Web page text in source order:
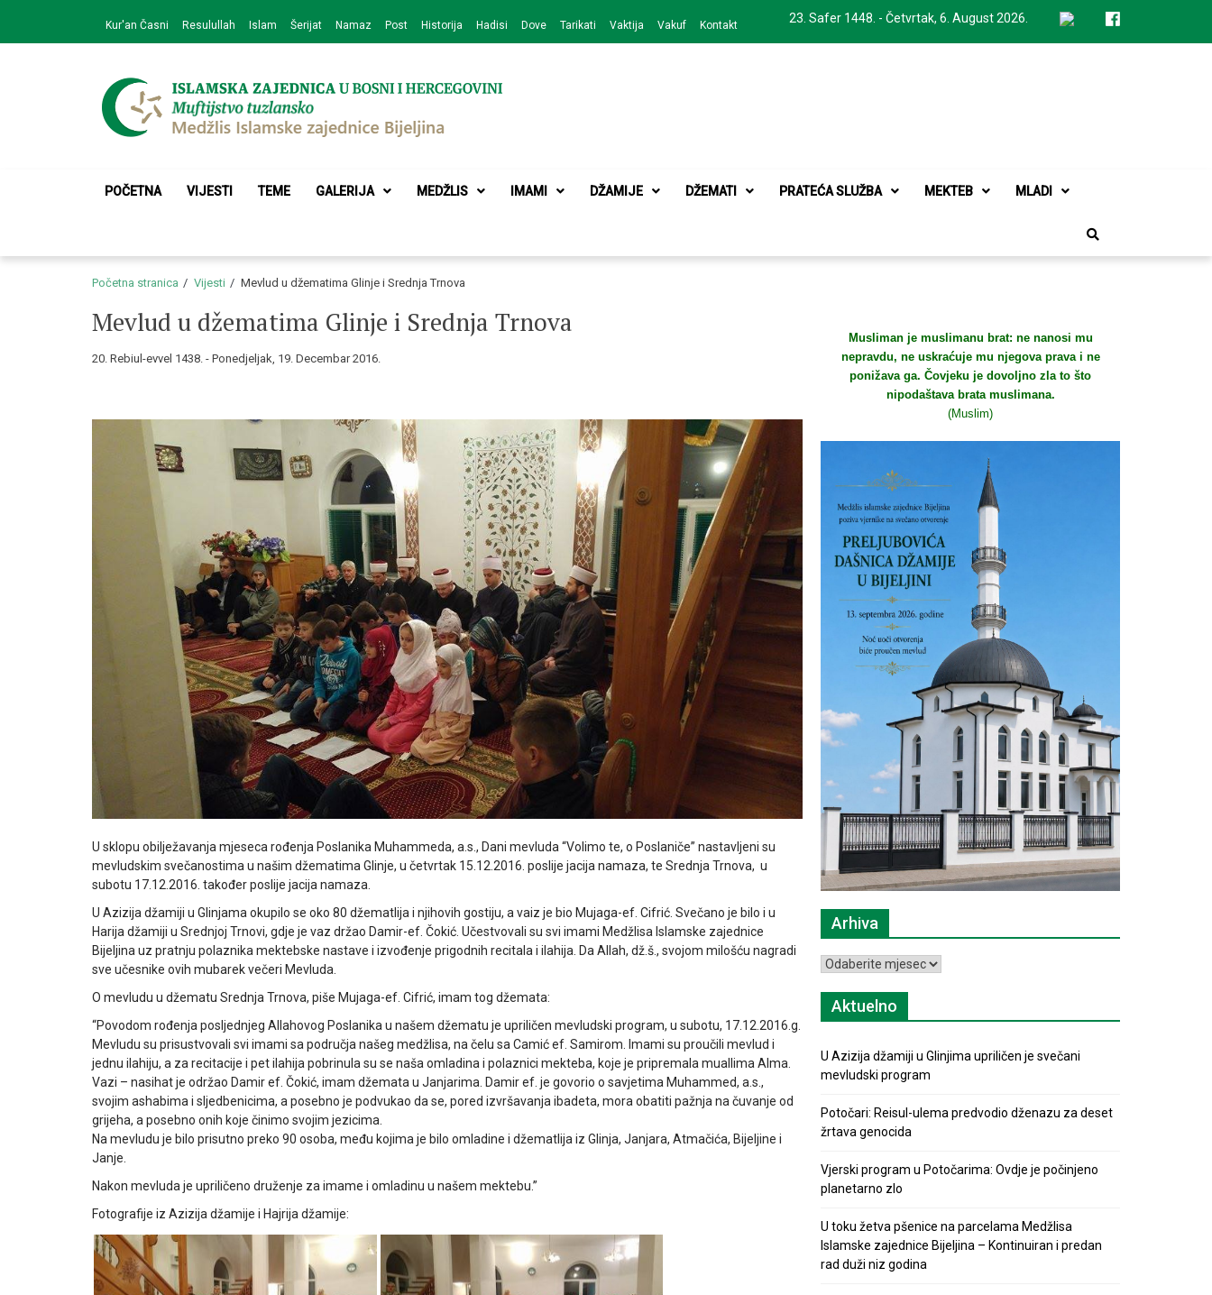
navigation
content
23. Safer 1448. - Četvrtak, 6. August 2026.
Kur'an Časni Resulullah Islam Šerijat Namaz Post Historija Hadisi Dove Tarikati Vaktija Vakuf Kontakt
Medžlis Islamske zajednice Bijeljina
POČETNA VIJESTI TEME GALERIJA MEDŽLIS IMAMI DŽAMIJE DŽEMATI PRATEĆA SLUŽBA MEKTEB MLADI
Početna stranica Vijesti Mevlud u džematima Glinje i Srednja Trnova
Mevlud u džematima Glinje i Srednja Trnova
20. Rebiul-evvel 1438. - Ponedjeljak, 19. Decembar 2016.
U sklopu obilježavanja mjeseca rođenja Poslanika Muhammeda, a.s., Dani mevluda “Volimo te, o Poslaniče” nastavljeni su
mevludskim svečanostima u našim džematima Glinje, u četvrtak 15.12.2016. poslije jacija namaza, te Srednja Trnova, u
subotu 17.12.2016. također poslije jacija namaza.
U Azizija džamiji u Glinjama okupilo se oko 80 džematlija i njihovih gostiju, a vaiz je bio Mujaga-ef. Cifrić. Svečano je bilo i u
Harija džamiji u Srednjoj Trnovi, gdje je vaz držao Damir-ef. Čokić. Učestvovali su svi imami Medžlisa Islamske zajednice
Bijeljina uz pratnju polaznika mektebske nastave i izvođenje prigodnih recitala i ilahija. Da Allah, dž.š., svojom milošću nagradi
sve učesnike ovih mubarek večeri Mevluda.
O mevludu u džematu Srednja Trnova, piše Mujaga-ef. Cifrić, imam tog džemata:
“Povodom rođenja posljednjeg Allahovog Poslanika u našem džematu je upriličen mevludski program, u subotu, 17.12.2016.g.
Mevludu su prisustvovali svi imami sa područja našeg medžlisa, na čelu sa Camić ef. Samirom. Imami su proučili mevlud i
jednu ilahiju, a za recitacije i pet ilahija pobrinula su se naša omladina i polaznici mekteba, koje je pripremala muallima Alma.
Vazi – nasihat je održao Damir ef. Čokić, imam džemata u Janjarima. Damir ef. je govorio o savjetima Muhammed, a.s.,
svojim ashabima i sljedbenicima, a posebno je podvukao da se, pored izvršavanja ibadeta, mora obatiti pažnja na čuvanje od
grijeha, a posebno onih koje činimo svojim jezicima.
Na mevludu je bilo prisutno preko 90 osoba, među kojima je bilo omladine i džematlija iz Glinja, Janjara, Atmačića, Bijeljine i
Janje.
Nakon mevluda je upriličeno druženje za imame i omladinu u našem mektebu.”
Fotografije iz Azizija džamije i Hajrija džamije:
Musliman je muslimanu brat: ne nanosi mu
nepravdu, ne uskraćuje mu njegova prava i ne
ponižava ga. Čovjeku je dovoljno zla to što
nipodaštava brata muslimana.
(Muslim)
Arhiva
Arhiva
Aktuelno
U Azizija džamiji u Glinjima upriličen je svečani
mevludski program
Potočari: Reisul-ulema predvodio dženazu za deset
žrtava genocida
Vjerski program u Potočarima: Ovdje je počinjeno
planetarno zlo
U toku žetva pšenice na parcelama Medžlisa
Islamske zajednice Bijeljina – Kontinuiran i predan
rad duži niz godina